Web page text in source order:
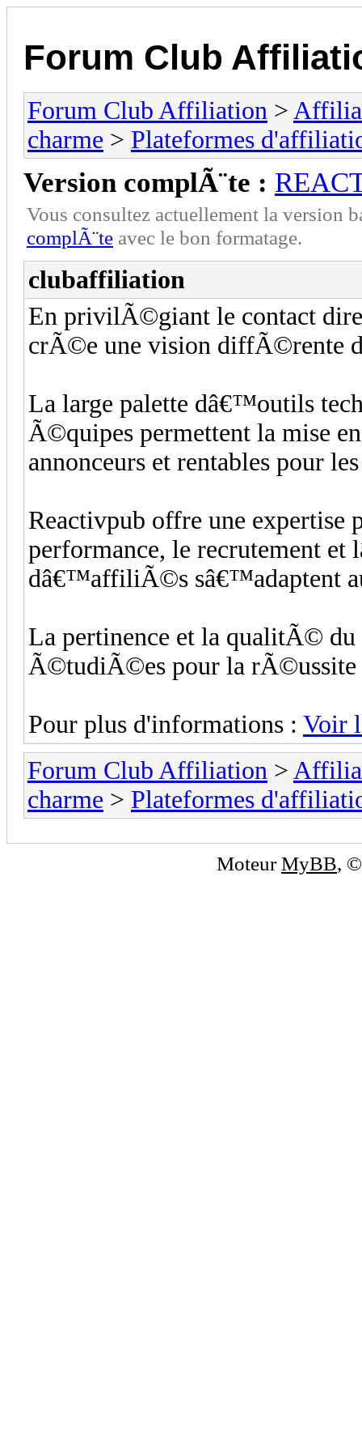
Forum Club
Forum Club Affiliation >
charme > Plateformes
Version complÃ¨te :
Vous consultez actuellement la
complÃ¨te avec le bon formatage.
clubaffiliation
En privilÃ©giant le contact
crÃ©e une vision diffÃ©rente
La large palette dâ€™outils
Ã©quipes permettent la mise
annonceurs et rentables pour
Reactivpub offre une
performance, le recrutement
dâ€™affiliÃ©s sâ€™adaptent
La pertinence et la qualitÃ©
Ã©tudiÃ©es pour la rÃ©ussite
Pour plus d'informations : Voir
Forum Club Affiliation >
charme > Plateformes
MoteurMyBB,